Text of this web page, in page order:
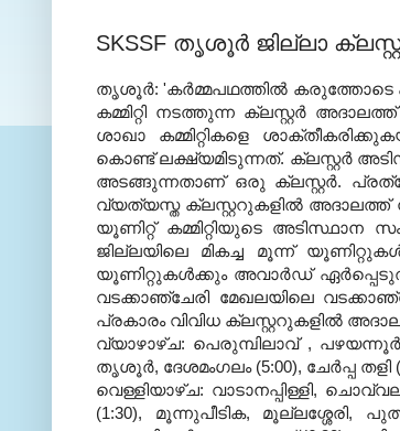
SKSSF തൃശൂര്‍ ജില്ലാ
തൃശൂര്‍: 'കര്‍മ്മപഥത്തില്‍
കമ്മിറ്റി നടത്തുന്ന ക്ലസ്റ്റര്‍
ശാഖാ കമ്മിറ്റികളെ
കൊണ്ട് ലക്ഷ്യമിടുന്നത്. ക്ലസ്റ്റര്‍
അടങ്ങുന്നതാണ് ഒരു ക്ലസ്റ്റര്‍.
വ്യത്യസ്ത ക്ലസ്റ്ററുകളില്‍ അദാലത്ത്
യൂണിറ്റ് കമ്മിറ്റിയുടെ അടിസ്ഥാന
ജില്ലയിലെ മികച്ച മൂന്ന്
യൂണിറ്റുകള്‍ക്കും അവാര്‍ഡ്
വടക്കാഞ്ചേരി മേഖലയിലെ
പ്രകാരം വിവിധ ക്ലസ്റ്ററുകളില്‍
വ്യാഴാഴ്ച: പെരുമ്പിലാവ് , പഴയന്നൂര്‍
തൃശൂര്‍, ദേശമംഗലം (5:00), ചേര്‍പ്പ തളി
വെള്ളിയാഴ്ച: വാടാനപ്പിള്ളി,
(1:30), മൂന്നുപീടിക, മൂല്ലശ്ശേരി,